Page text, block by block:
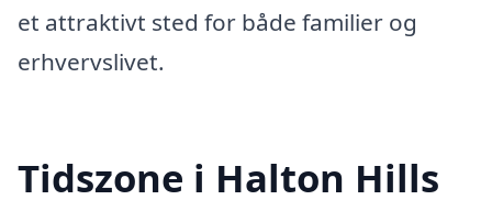
et attraktivt sted for både familier og
erhvervslivet.
Tidszone i Halton Hills